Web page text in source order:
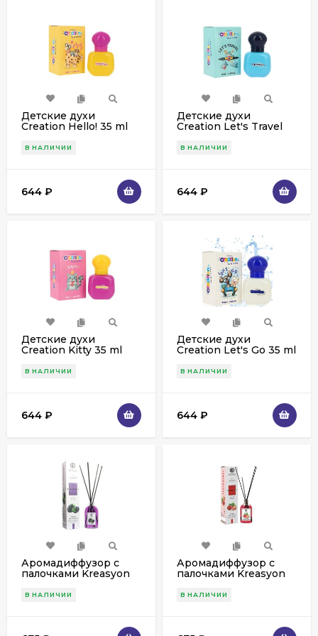
Детские духи
Creation Hello! 35 ml
В НАЛИЧИИ
644 ₽
Детские духи
Creation Let's Travel
В НАЛИЧИИ
644 ₽
Детские духи
Creation Kitty 35 ml
В НАЛИЧИИ
644 ₽
Детские духи
Creation Let's Go 35 ml
В НАЛИЧИИ
644 ₽
Аромадиффузор с
палочками Kreasyon
Blackberry 115 ml
В НАЛИЧИИ
Аромадиффузор с
палочками Kreasyon
Strawberry 115 ml
В НАЛИЧИИ